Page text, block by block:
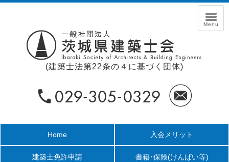
(建築士法第22条の４に基づく団体)
Home 入会メリット
建築士免許申請 書籍･保険(けんばい等)